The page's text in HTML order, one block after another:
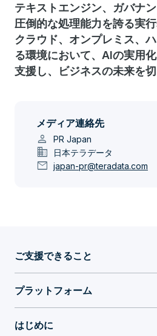
テキストエンジン、ガバナ
圧倒的な処理能力を誇る実
クラウド、オンプレミス、
る環境において、AIの実用
支援し、ビジネスの未来を切
メディア連絡先
person PR Japan
domain 日本テラデータ
mail japan-pr@teradata.com
ご支援できること
プラットフォーム
はじめに